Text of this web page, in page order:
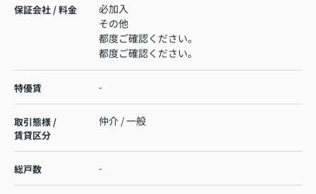
保証会社 / 料金
必加入
その他
都度ご確認ください。
都度ご確認ください。
特優賃 -
取引態様 /
賃貸区分
仲介 / 一般
総戸数 -